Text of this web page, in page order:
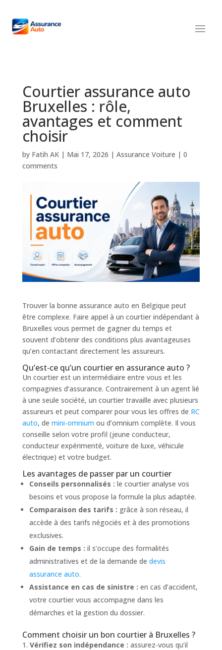
Courtier assurance auto
Bruxelles : rôle,
avantages et comment
choisir
by Fatih AK| Mai 17, 2026 | Assurance Voiture | 0
comments
Trouver la bonne assurance auto en Belgique peut
être complexe. Faire appel à un courtier indépendant à
Bruxelles vous permet de gagner du temps et
souvent d’obtenir des conditions plus avantageuses
qu’en contactant directement les assureurs.
Qu’est‑ce qu’un courtier en assurance auto ?
Un courtier est un intermédiaire entre vous et les
compagnies d’assurance. Contrairement à un agent lié
à une seule société, un courtier travaille avec plusieurs
assureurs et peut comparer pour vous les offres de RC
auto, de mini‑omnium ou d’omnium complète. Il vous
conseille selon votre profil (jeune conducteur,
conducteur expérimenté, voiture de luxe, véhicule
électrique) et votre budget.
Les avantages de passer par un courtier
Conseils personnalisés : le courtier analyse vos
besoins et vous propose la formule la plus adaptée.
Comparaison des tarifs : grâce à son réseau, il
accède à des tarifs négociés et à des promotions
exclusives.
Gain de temps : il s’occupe des formalités
administratives et de la demande de devis
assurance auto.
Assistance en cas de sinistre : en cas d’accident,
votre courtier vous accompagne dans les
démarches et la gestion du dossier.
Comment choisir un bon courtier à Bruxelles ?
Vérifiez son indépendance : assurez‑vous qu’il